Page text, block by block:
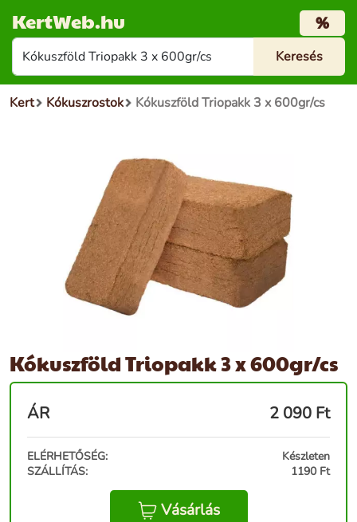
KertWeb.hu %
Kert Kókuszrostok Kókuszföld Triopakk 3 x 600gr/cs
Kókuszföld Triopakk 3 x 600gr/cs
ÁR 2 090 Ft
ELÉRHETŐSÉG:
Készleten
SZÁLLÍTÁS:
1190 Ft
Vásárlás